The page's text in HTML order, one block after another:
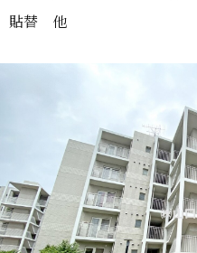
貼替 他